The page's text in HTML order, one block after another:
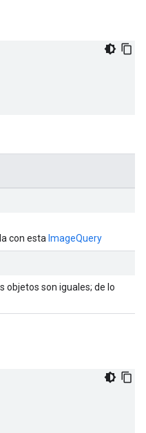
con esta ImageQuery
objetos son iguales; de lo